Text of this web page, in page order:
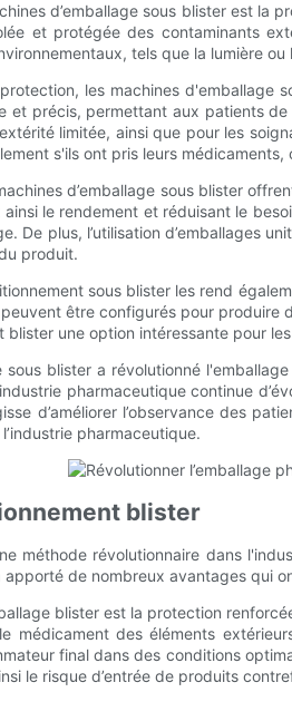
d’emballage sous blister est
et protégée des contaminants
tels que la lumière
les machines
et précis, permettant aux patients
limitée, ainsi que pour les
s'ils ont pris leurs
d’emballage sous blister
le rendement et réduisant le
De plus, l’utilisation d’emballages
produit.
sous blister les rend
être configurés pour
une option intéressante pour
sous blister a révolutionné
pharmaceutique continue
d’améliorer l’observance des
pharmaceutique.
blister
méthode révolutionnaire dans
de nombreux avantages qui
blister est la protection
médicament des éléments
final dans des conditions
le risque d’entrée de produits